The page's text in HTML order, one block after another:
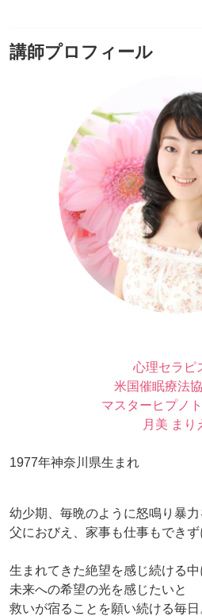
講師プロフィール
心理セラピ
米国催眠療法
マスターヒプノ
月美 まり
1977年神奈川県生まれ
幼少期、毎晩のように怒鳴り暴力
父におびえ、家事も仕事もできず
生まれてきた絶望を感じ続ける中
未来への希望の光を感じたいと
救いが宿ることを願い続ける毎日